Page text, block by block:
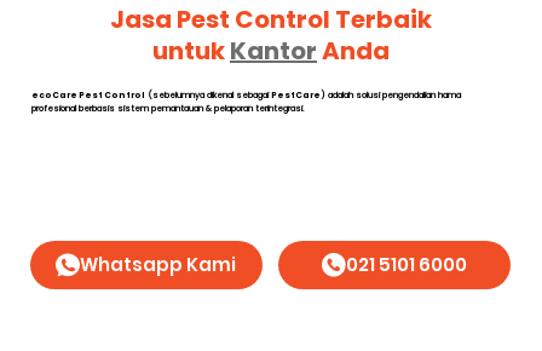
Whatsapp Kami 021 5101 6000
Jasa Pest Control Terbaik
untukKantorAnda
ecoCare Pest Control (sebelumnya dikenal sebagaiPestCare ) adalah solusi pengendalian hama
profesional berbasis sistem pemantauan & pelaporan terintegrasi.